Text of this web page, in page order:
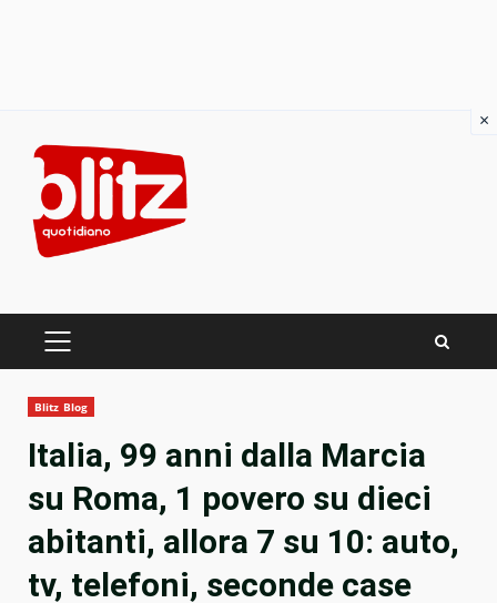
content
PRIMARY
Blitz Blog
Italia, 99 anni dalla Marcia
su Roma, 1 povero su dieci
abitanti, allora 7 su 10: auto,
tv, telefoni, seconde case
×